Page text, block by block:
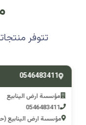
تتوفر منتجاتنا
0546483411
مؤسسة ارض الينابيع
0546483411
مؤسسة ارض الينابيع